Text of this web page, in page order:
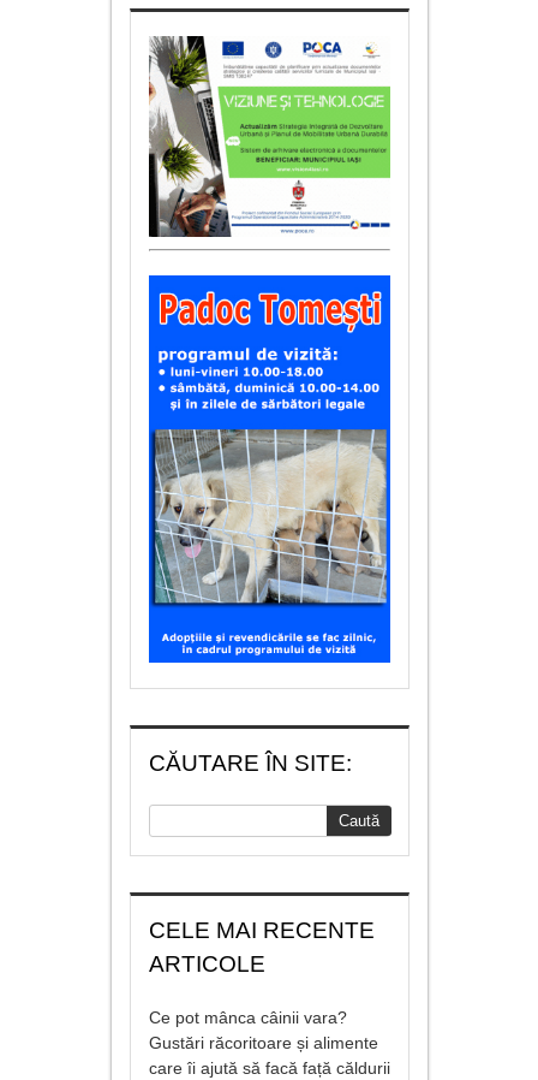
CĂUTARE ÎN SITE:
CELE MAI RECENTE
ARTICOLE
Ce pot mânca câinii vara?
Gustări răcoritoare și alimente
care îi ajută să facă față căldurii